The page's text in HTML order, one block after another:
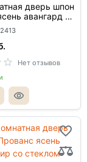
дверь шпон
авангард со
Нет отзывов